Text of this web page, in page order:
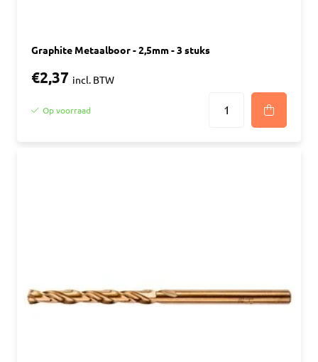
Graphite Metaalboor - 2,5mm - 3 stuks
€2,37 incl. BTW
Op voorraad